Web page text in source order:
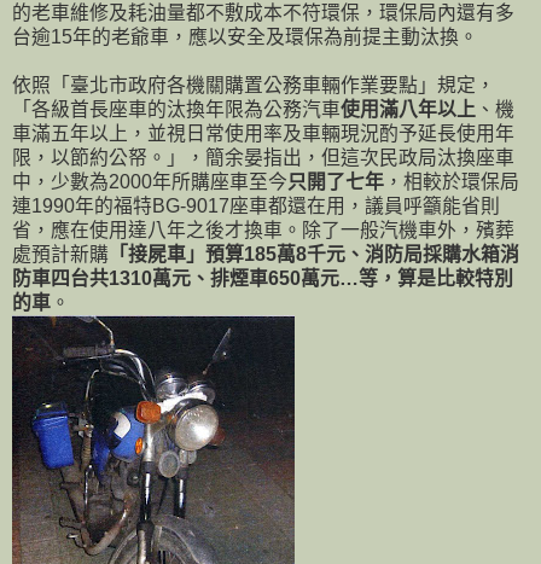
的老車維修及耗油量都不敷成本不符環保，環保局內還有多
台逾15年的老爺車，應以安全及環保為前提主動汰換。
依照「臺北市政府各機關購置公務車輛作業要點」規定，
「各級首長座車的汰換年限為公務汽車使用滿八年以上 、機
車滿五年以上，並視日常使用率及車輛現況酌予延長使用年
限，以節約公帑。」，簡余晏指出，但這次民政局汰換座車
中，少數為2000年所購座車至今只開了七年 ，相較於環保局
連1990年的福特BG-9017座車都還在用，議員呼籲能省則
省，應在使用達八年之後才換車。除了一般汽機車外，殯葬
處預計新購 「接屍車」預算185萬8千元、消防局採購水箱消
防車四台共1310萬元、排煙車650萬元…等，算是比較特別
的車 。